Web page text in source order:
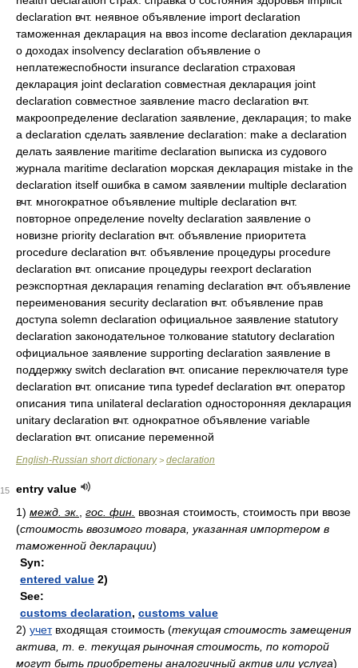
declaration вчт. неявное объявление import declaration
таможенная декларация на ввоз income declaration декларация
о доходах insolvency declaration объявление о
неплатежеспобности insurance declaration страховая
декларация joint declaration совместная декларация joint
declaration совместное заявление macro declaration вчт.
макроопределение declaration заявление, декларация; to make
a declaration сделать заявление declaration: make a declaration
делать заявление maritime declaration выписка из судового
журнала maritime declaration морская декларация mistake in the
declaration itself ошибка в самом заявлении multiple declaration
вчт. многократное объявление multiple declaration вчт.
повторное определение novelty declaration заявление о
новизне priority declaration вчт. объявление приоритета
procedure declaration вчт. объявление процедуры procedure
declaration вчт. описание процедуры reexport declaration
реэкспортная декларация renaming declaration вчт. объявление
переименования security declaration вчт. объявление прав
доступа solemn declaration официальное заявление statutory
declaration законодательное толкование statutory declaration
официальное заявление supporting declaration заявление в
поддержку switch declaration вчт. описание переключателя type
declaration вчт. описание типа typedef declaration вчт. оператор
описания типа unilateral declaration односторонняя декларация
unitary declaration вчт. однократное объявление variable
declaration вчт. описание переменной
English-Russian short dictionary> declaration
15
entry value
1) межд. эк. гос. фин. ввозная стоимость, стоимость при ввозе
(стоимость ввозимого товара, указанная импортером в
таможенной декларации)
Syn:
entered value 2)
See:
customs declaration, customs value
2) учетвходящая стоимость (текущая стоимость замещения
актива, т. е. текущая рыночная стоимость, по которой
могут быть приобретены аналогичный актив или услуга)